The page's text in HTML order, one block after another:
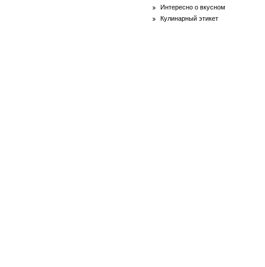
Интересно о вкусном
Кулинарный этикет